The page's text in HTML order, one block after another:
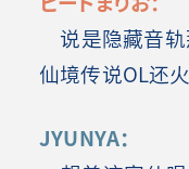
说是隐藏音轨
仙境传说OL还
JYUNYA：